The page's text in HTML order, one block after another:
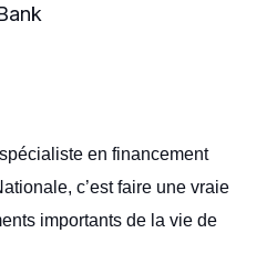
en financement
c’est faire une vraie
importants de la vie de